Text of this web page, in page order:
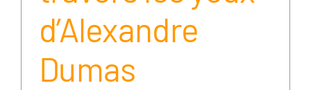
d’Alexandre
Dumas